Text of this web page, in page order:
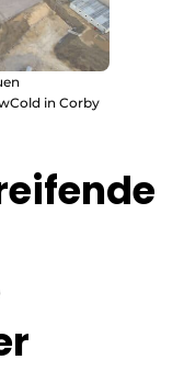
in Corby